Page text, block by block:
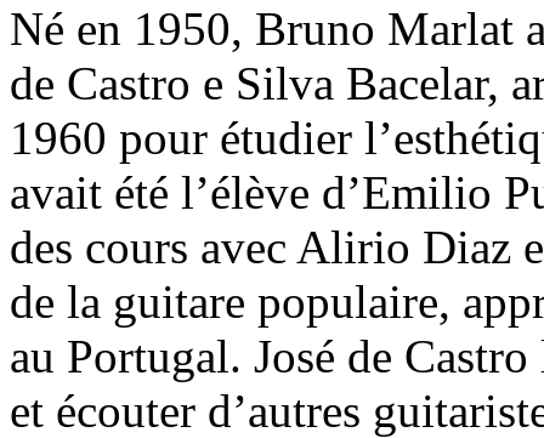
Né en 1950, Bruno Marlat
de Castro e Silva Bacelar,
1960 pour étudier
avait été l’élève d’Emilio
des cours avec Alirio Diaz
de la guitare populaire,
au Portugal. José de
et écouter d’autres